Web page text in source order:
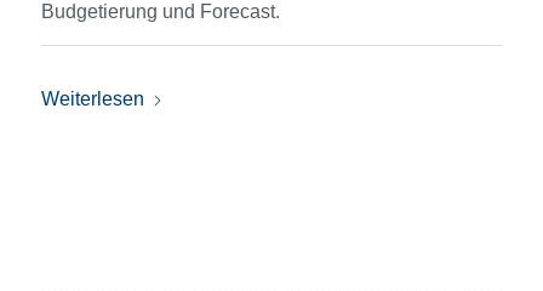
Budgetierung und Forecast.
Weiterlesen